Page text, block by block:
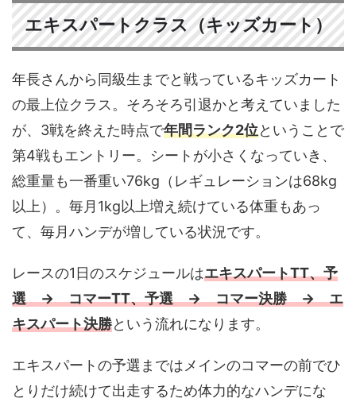
エキスパートクラス（キッズカート）
年長さんから同級生までと戦っているキッズカート
の最上位クラス。そろそろ引退かと考えていました
が、3戦を終えた時点で年間ランク2位ということで
第4戦もエントリー。シートが小さくなっていき、
総重量も一番重い76kg（レギュレーションは68kg
以上）。毎月1kg以上増え続けている体重もあっ
て、毎月ハンデが増している状況です。
レースの1日のスケジュールはエキスパートTT、予
選 → コマーTT、予選 → コマー決勝 → エ
キスパート決勝という流れになります。
エキスパートの予選まではメインのコマーの前でひ
とりだけ続けて出走するため体力的なハンデにな